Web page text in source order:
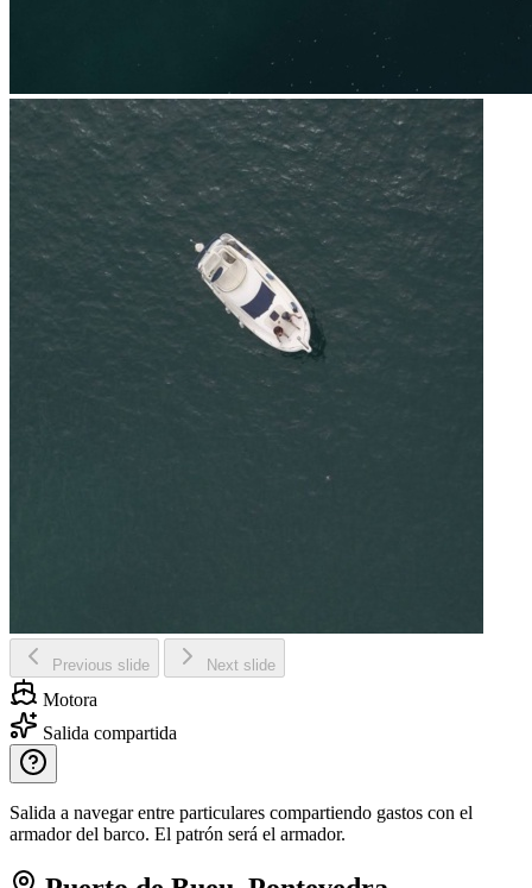
Previous slide Next slide
Motora
Salida compartida
Salida a navegar entre particulares compartiendo gastos con el
armador del barco. El patrón será el armador.